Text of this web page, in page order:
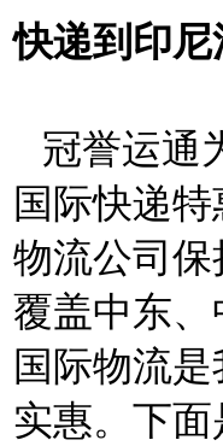
快递到印
冠誉运通
国际快递
物流公司
覆盖中东
国际物流
实惠。下